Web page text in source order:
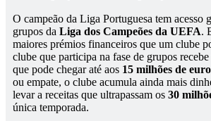
O campeão da Liga Portuguesa tem acesso
grupos da Liga dos Campeões da UEFA.
maiores prémios financeiros que um clube
clube que participa na fase de grupos
que pode chegar até aos 15 milhões de
ou empate, o clube acumula ainda mais
levar a receitas que ultrapassam os 30
única temporada.